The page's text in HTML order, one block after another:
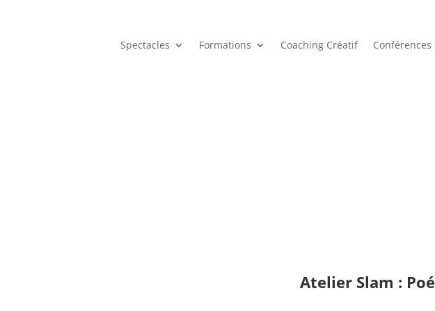
Spectacles Formations Coaching Créatif Conférences
Atelier Slam :